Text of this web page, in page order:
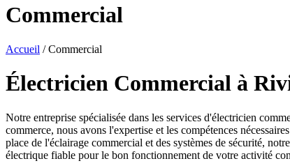
Commercial
Accueil / Commercial
Électricien Commercial à
Notre entreprise spécialisée dans les services d'électricien
commerce, nous avons l'expertise et les compétences
place de l'éclairage commercial et des systèmes de sécurité,
électrique fiable pour le bon fonctionnement de votre activité